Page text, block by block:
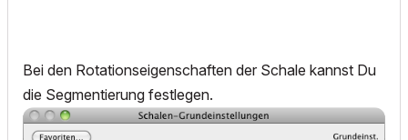
Bei den Rotationseigenschaften der Schale kannst Du
die Segmentierung festlegen.